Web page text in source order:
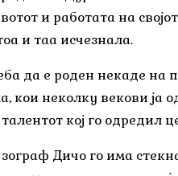
и работата на
и таа исчезнала.
да е роден некаде на
неколку векови ја
кој го одредил
Дичо го има